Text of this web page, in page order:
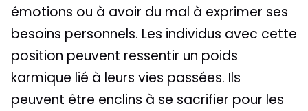
émotions ou à avoir du mal à exprimer ses
besoins personnels. Les individus avec cette
position peuvent ressentir un poids
karmique lié à leurs vies passées. Ils
peuvent être enclins à se sacrifier pour les